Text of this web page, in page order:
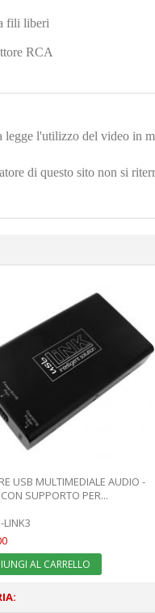
fili liberi
RCA
l'utilizzo del video in
di questo sito non si
USB MULTIMEDIALE AUDIO -
SUPPORTO PER...
LINK3
AL CARRELLO